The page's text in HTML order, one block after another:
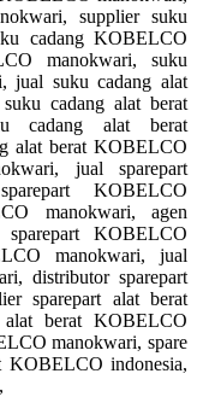
supplier suku
cadang KOBELCO
manokwari, suku
jual suku cadang alat
cadang alat berat
cadang alat berat
alat berat KOBELCO
jual sparepart
KOBELCO
manokwari, agen
KOBELCO
manokwari, jual
distributor sparepart
sparepart alat berat
berat KOBELCO
manokwari, spare
KOBELCO indonesia,